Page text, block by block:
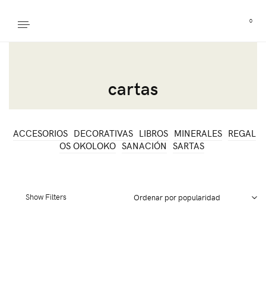
0
cartas
ACCESORIOS DECORATIVAS LIBROS MINERALES REGAL
OS OKOLOKO SANACIÓN SARTAS
Show Filters